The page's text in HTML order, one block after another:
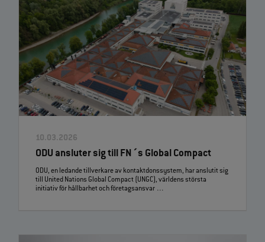
10.03.2026
ODU ansluter sig till FN´s Global Compact
ODU, en ledande tillverkare av kontaktdonssystem, har anslutit sig
till United Nations Global Compact (UNGC), världens största
initiativ för hållbarhet och företagsansvar …